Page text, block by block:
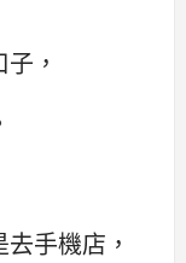
，
手機店，